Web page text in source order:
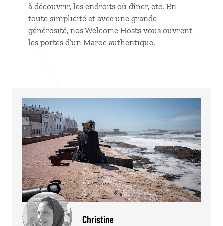
à découvrir, les endroits où dîner, etc. En
toute simplicité et avec une grande
générosité, nos Welcome Hosts vous ouvrent
les portes d’un Maroc authentique.
Christine